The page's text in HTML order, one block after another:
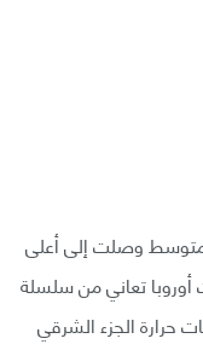
وصلت إلى أعلى
أوروبا تعاني من سلسلة
حرارة الجزء الشرقي